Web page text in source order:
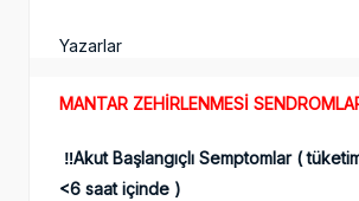
Yazarlar
MANTAR ZEHİRLENMESİ
‼️Akut Başlangıçlı Semptomlar (
<6 saat içinde )